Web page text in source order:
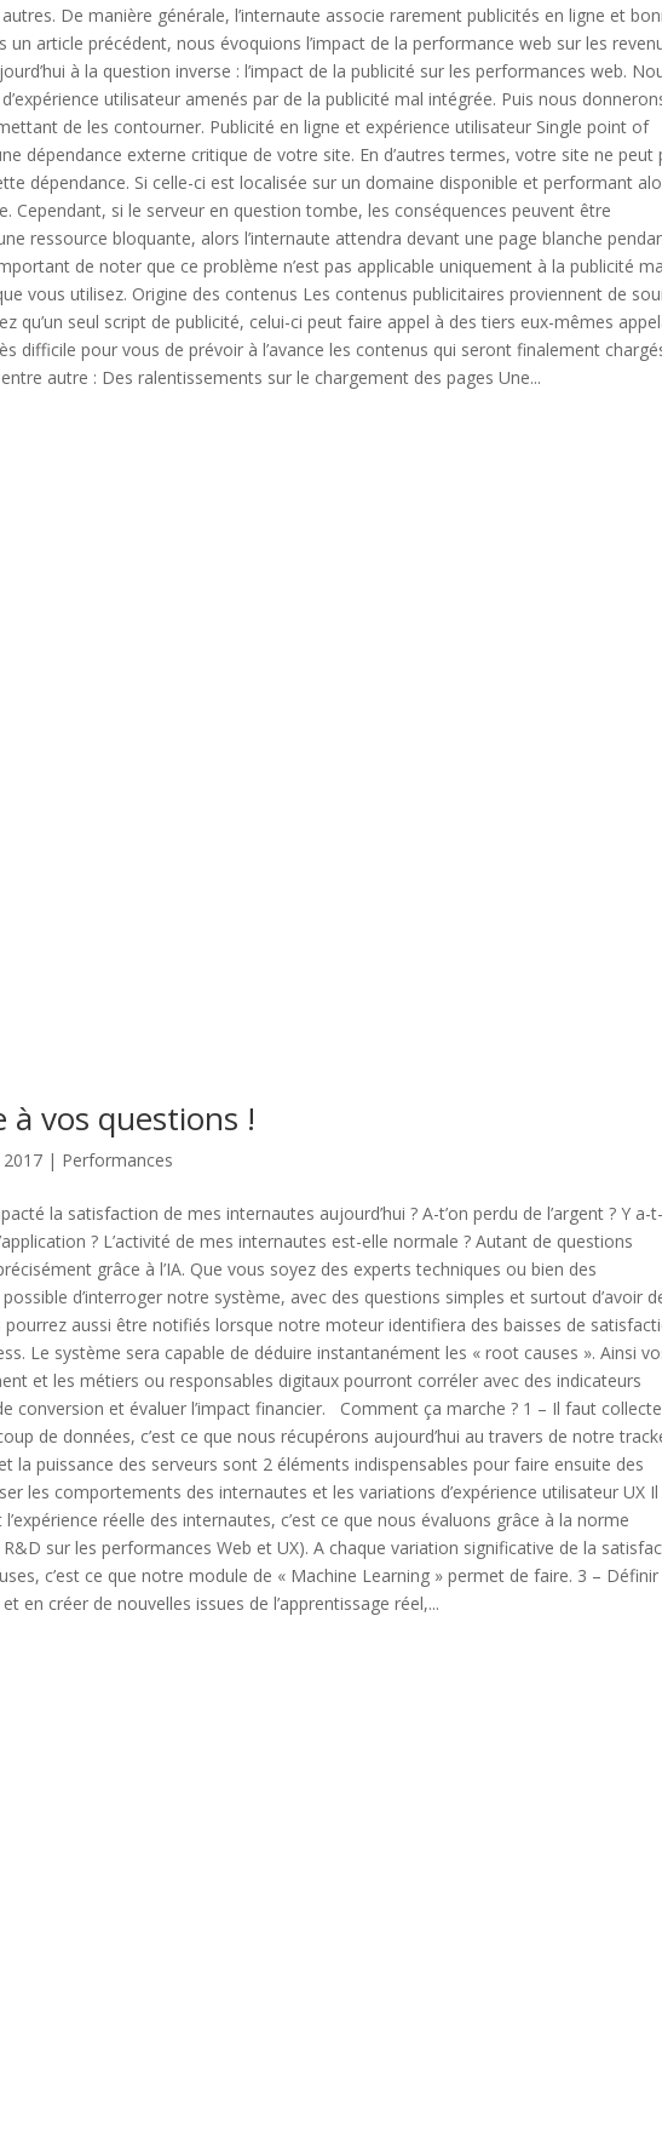
De manière générale, l’internaute associe rarement publicités en ligne et
article précédent, nous évoquions l’impact de la performance web sur les
à la question inverse : l’impact de la publicité sur les performances web.
utilisateur amenés par de la publicité mal intégrée. Puis nous
de les contourner. Publicité en ligne et expérience utilisateur Single point of
dépendance externe critique de votre site. En d’autres termes, votre site ne peut
dépendance. Si celle-ci est localisée sur un domaine disponible et performant
Cependant, si le serveur en question tombe, les conséquences peuvent être
ressource bloquante, alors l’internaute attendra devant une page blanche
de noter que ce problème n’est pas applicable uniquement à la publicité
vous utilisez. Origine des contenus Les contenus publicitaires proviennent de
qu’un seul script de publicité, celui-ci peut faire appel à des tiers eux-mêmes
difficile pour vous de prévoir à l’avance les contenus qui seront finalement
autre : Des ralentissements sur le chargement des pages Une...
à vos questions !
| Performances
la satisfaction de mes internautes aujourd’hui ? A-t’on perdu de l’argent ? Y a-
? L’activité de mes internautes est-elle normale ? Autant de questions
grâce à l’IA. Que vous soyez des experts techniques ou bien des
d’interroger notre système, avec des questions simples et surtout d’avoir
pourrez aussi être notifiés lorsque notre moteur identifiera des baisses de
Le système sera capable de déduire instantanément les « root causes ». Ainsi
et les métiers ou responsables digitaux pourront corréler avec des indicateurs
conversion et évaluer l’impact financier. Comment ça marche ? 1 – Il faut
de données, c’est ce que nous récupérons aujourd’hui au travers de notre
la puissance des serveurs sont 2 éléments indispensables pour faire ensuite des
les comportements des internautes et les variations d’expérience utilisateur UX
réelle des internautes, c’est ce que nous évaluons grâce à la norme
sur les performances Web et UX). A chaque variation significative de la
c’est ce que notre module de « Machine Learning » permet de faire. 3 – Définir
en créer de nouvelles issues de l’apprentissage réel,...